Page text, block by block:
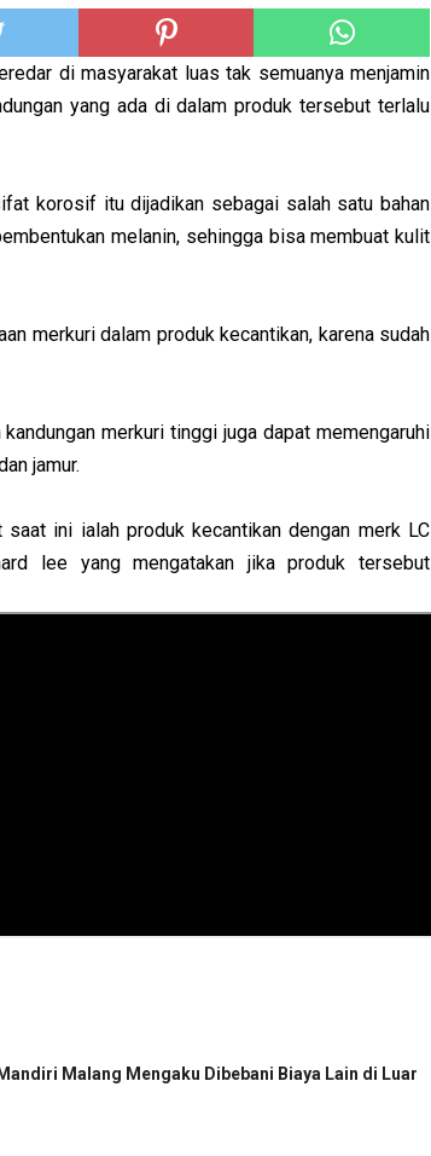
di masyarakat luas tak semuanya menjamin
yang ada di dalam produk tersebut terlalu
korosif itu dijadikan sebagai salah satu bahan
melanin, sehingga bisa membuat kulit
merkuri dalam produk kecantikan, karena sudah
merkuri tinggi juga dapat memengaruhi
jamur.
ini ialah produk kecantikan dengan merk LC
lee yang mengatakan jika produk tersebut
Malang Mengaku Dibebani Biaya Lain di Luar